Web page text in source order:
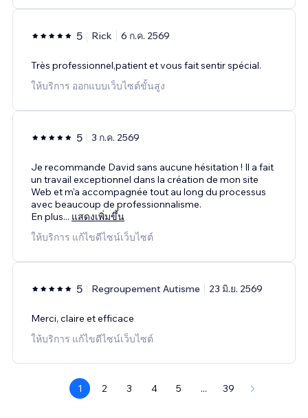
5 Rick 6 ก.ค. 2569
Très professionnel,patient et vous fait sentir spécial.
ให้บริการ ออกแบบเว็บไซต์ขั้นสูง
5 3 ก.ค. 2569
Je recommande David sans aucune hésitation ! Il a fait
un travail exceptionnel dans la création de mon site
Web et m'a accompagnée tout au long du processus
avec beaucoup de professionnalisme.
En plus... แสดงเพิ่มขึ้น
ให้บริการ แก้ไขดีไซน์เว็บไซต์
5 Regroupement Autisme 23 มิ.ย. 2569
Merci, claire et efficace
ให้บริการ แก้ไขดีไซน์เว็บไซต์
1 2 3 4 5 ... 39